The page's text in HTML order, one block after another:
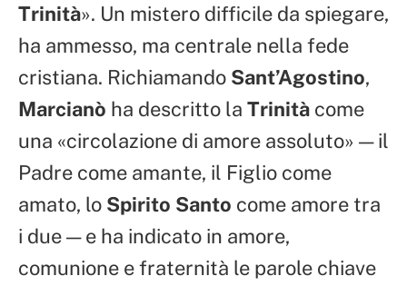
Trinità». Un mistero difficile da spiegare,
ha ammesso, ma centrale nella fede
cristiana. Richiamando Sant’Agostino,
Marcianò ha descritto la Trinità come
una «circolazione di amore assoluto» — il
Padre come amante, il Figlio come
amato, lo Spirito Santo come amore tra
i due — e ha indicato in amore,
comunione e fraternità le parole chiave